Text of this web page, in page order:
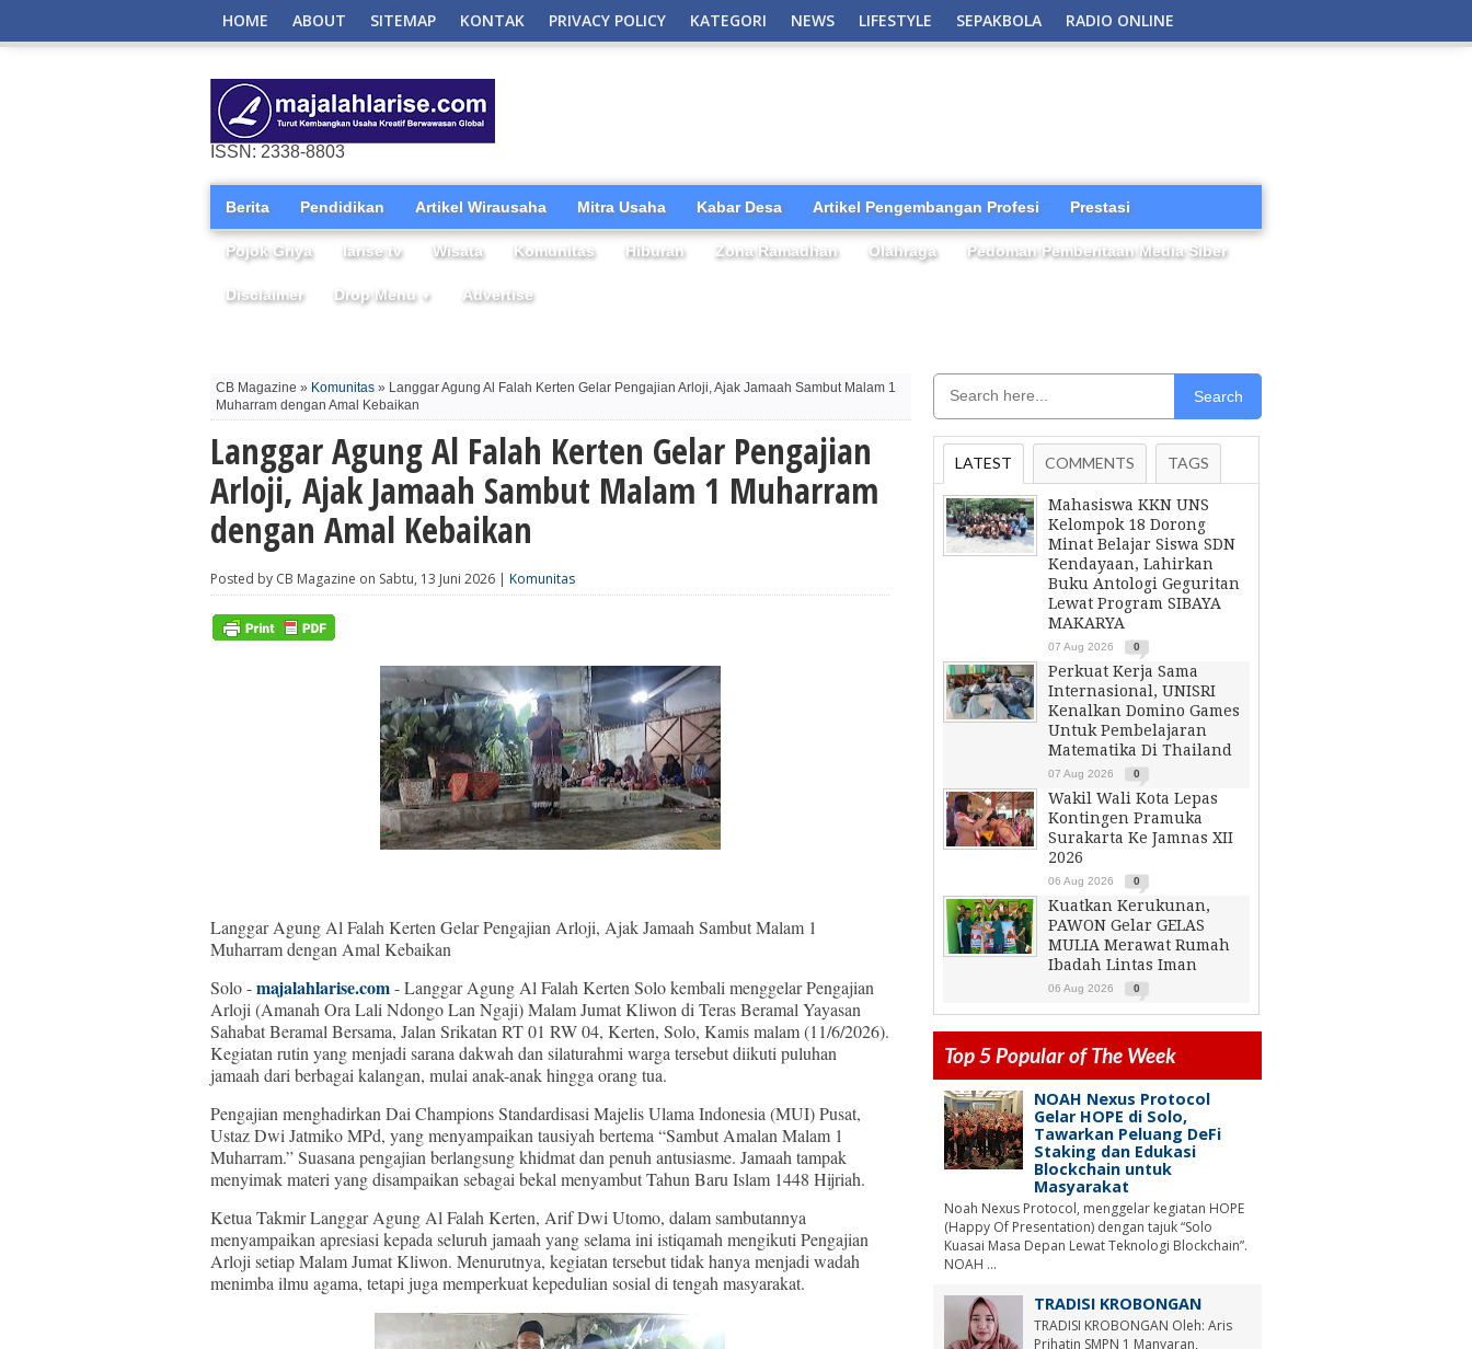
HOME ABOUT SITEMAP KONTAK PRIVACY POLICY KATEGORI NEWS LIFESTYLE SEPAKBOLA RADIO ONLINE
ISSN: 2338-8803
Berita Pendidikan Artikel Wirausaha Mitra Usaha Kabar Desa Artikel Pengembangan Profesi Prestasi
Pojok Griya larise tv Wisata Komunitas Hiburan Zona Ramadhan Olahraga Pedoman Pemberitaan Media Siber
Disclaimer Drop Menu ▼ Advertise
CB Magazine » Komunitas » Langgar Agung Al Falah Kerten Gelar Pengajian Arloji, Ajak Jamaah Sambut Malam 1
Muharram dengan Amal Kebaikan
Langgar Agung Al Falah Kerten Gelar Pengajian
Arloji, Ajak Jamaah Sambut Malam 1 Muharram
dengan Amal Kebaikan
Posted by CB Magazine on Sabtu, 13 Juni 2026 | Komunitas
Langgar Agung Al Falah Kerten Gelar Pengajian Arloji, Ajak Jamaah Sambut Malam 1
Muharram dengan Amal Kebaikan
Solo -majalahlarise.com- Langgar Agung Al Falah Kerten Solo kembali menggelar Pengajian
Arloji (Amanah Ora Lali Ndongo Lan Ngaji) Malam Jumat Kliwon di Teras Beramal Yayasan
Sahabat Beramal Bersama, Jalan Srikatan RT 01 RW 04, Kerten, Solo, Kamis malam (11/6/2026).
Kegiatan rutin yang menjadi sarana dakwah dan silaturahmi warga tersebut diikuti puluhan
jamaah dari berbagai kalangan, mulai anak-anak hingga orang tua.
Pengajian menghadirkan Dai Champions Standardisasi Majelis Ulama Indonesia (MUI) Pusat,
Ustaz Dwi Jatmiko MPd, yang menyampaikan tausiyah bertema “Sambut Amalan Malam 1
Muharram.” Suasana pengajian berlangsung khidmat dan penuh antusiasme. Jamaah tampak
menyimak materi yang disampaikan sebagai bekal menyambut Tahun Baru Islam 1448 Hijriah.
Ketua Takmir Langgar Agung Al Falah Kerten, Arif Dwi Utomo, dalam sambutannya
menyampaikan apresiasi kepada seluruh jamaah yang selama ini istiqamah mengikuti Pengajian
Arloji setiap Malam Jumat Kliwon. Menurutnya, kegiatan tersebut tidak hanya menjadi wadah
menimba ilmu agama, tetapi juga memperkuat kepedulian sosial di tengah masyarakat.
Search
LATEST COMMENTS TAGS
Mahasiswa KKN UNS
Kelompok 18 Dorong
Minat Belajar Siswa SDN
Kendayaan, Lahirkan
Buku Antologi Geguritan
Lewat Program SIBAYA
MAKARYA
07 Aug 2026 0
Perkuat Kerja Sama
Internasional, UNISRI
Kenalkan Domino Games
Untuk Pembelajaran
Matematika Di Thailand
07 Aug 2026 0
Wakil Wali Kota Lepas
Kontingen Pramuka
Surakarta Ke Jamnas XII
2026
06 Aug 2026 0
Kuatkan Kerukunan,
PAWON Gelar GELAS
MULIA Merawat Rumah
Ibadah Lintas Iman
06 Aug 2026 0
Top 5 Popular of The Week
NOAH Nexus Protocol
Gelar HOPE di Solo,
Tawarkan Peluang DeFi
Staking dan Edukasi
Blockchain untuk
Masyarakat
Noah Nexus Protocol, menggelar kegiatan HOPE
(Happy Of Presentation) dengan tajuk “Solo
Kuasai Masa Depan Lewat Teknologi Blockchain”.
NOAH ...
TRADISI KROBONGAN
TRADISI KROBONGAN Oleh: Aris
Prihatin SMPN 1 Manyaran,